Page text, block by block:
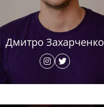
Дмитро Захарченко